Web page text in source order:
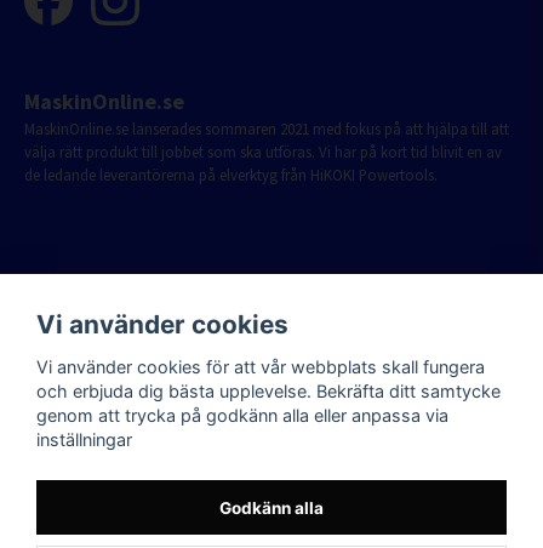
MaskinOnline.se
MaskinOnline.se lanserades sommaren 2021 med fokus på att hjälpa till att
välja rätt produkt till jobbet som ska utföras. Vi har på kort tid blivit en av
de ledande leverantörerna på elverktyg från HiKOKI Powertools.
Vi använder cookies
Vi använder cookies för att vår webbplats skall fungera
och erbjuda dig bästa upplevelse. Bekräfta ditt samtycke
genom att trycka på godkänn alla eller anpassa via
inställningar
Godkänn alla